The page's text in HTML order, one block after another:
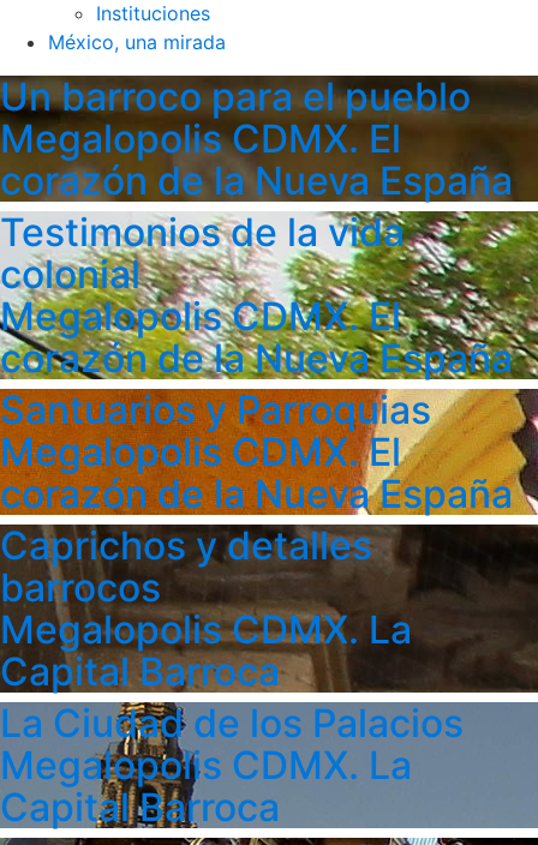
Instituciones
México, una mirada
Un barroco para el pueblo
Megalopolis CDMX. El
corazón de la Nueva España
Testimonios de la vida
colonial
Megalopolis CDMX. El
corazón de la Nueva España
Santuarios y Parroquias
Megalopolis CDMX. El
corazón de la Nueva España
Caprichos y detalles
barrocos
Megalopolis CDMX. La
Capital Barroca
La Ciudad de los Palacios
Megalopolis CDMX. La
Capital Barroca